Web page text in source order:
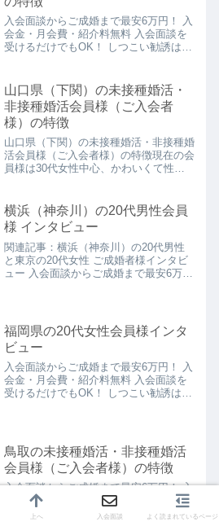
ように♪関連ページ：京都の未接種婚
活・非接種婚活会員様（ご入会者様）の
特徴鹿児島の20代女性と名古屋（愛
知）の20代男性が真剣交際に進みまし
ご成婚なさるといいなと思っています♪
関連ページ：名古屋（愛知県）の未接種
婚活・非接種婚活会員様（ご入会者様）
の特徴鹿...
たなと思って、入会を決意しました。関
連ページ：札幌（北海道）の未接種婚活
会員様（ご入会者様）の特徴入会前に不
安はありましたか？私の周りに未接種の
りました。入会してみた感想はいかがで
しょうか？入会してみて、北海道の方も
本州の方もご紹介いただいたので、入っ
て良かったなと思っています。関連ペー
ジ：30代・50代で入会面談料1,000円オ
フキャンペーンを実施する理由関連ペー
ジ：女性29歳〜35歳・男性30歳〜38歳
なと感じた点はありますか？仮マッチン
グのオンラインミーティングで、いい
な...
入会面談からご成婚まで最安6万円！ 入
会金・月会費・紹介料無料 入会面談を
受けるだけでもOK！ しつこい勧誘はあ
様（ご入会者様）の最新情報！他の都道
府県には素敵な会員様が在籍しています
が、まだ愛媛県（松山）には未接種・非
接種婚活会員様がおりません。あなたに
ご入会いただくことで、同県・近県にお
住いの異性も刺激を受けてご入会になり
ます。是非、お気軽に入会面談を受けて
いただければと思います。入会面談当結
みたい」という方は、下記「入会面談お
申し込みフォーム」の送信をお願いしま
す。「入会面談お申し込みフォームを送
信した＝ご入会」ではないのでご安心く
ださい。まずはお気軽に入会面談 お申
し込みフォームの送信をお願い致しま
す。入会面談 お申し込みフォームうま
いただいた方に、入会面談について案内
させていただきます。ご記載後、「送信
ボタン」を押していただきますと、メー
ルアドレス宛に自動返信メー...
山口県（下関）の未接種婚活・
非接種婚活会員様（ご入会者
様）の特徴
山口県（下関）の未接種婚活・非接種婚
活会員様（ご入会者様）の特徴現在の会
員様は30代女性中心、かわいくて性格
いくて性格が良いです。 入会面談から
ご成婚まで最安6万円！ 入会金・月会
費・紹介料無料 入会面談を受けるだけ
でもOK！ しつこい勧誘はありません今
すぐ入会面談を申し込むご成婚おめでと
うございます【2025年1月4日】山口県
30代女性・秋田県の30代男性 ご成婚者
様インタビューをご覧ください。山口県
の30代女性と秋田県の30代男性がご成
婚になりました【2024年11月22日】女
性はかわいらしくて愛嬌があって丁寧な
方、男性はいつもニコニコお話しして下
さるおおらかな男性です。本当におめで
活会員様（ご入会者様）の最新情報！
【2025年9月29日 更新】山口県 30代前
半女性の入会書類が揃いました、すぐ...
横浜（神奈川）の20代男性会員
様 インタビュー
関連記事：横浜（神奈川）の20代男性
と東京の20代女性 ご成婚者様インタビ
ュー 入会面談からご成婚まで最安6万
む未接種・非接種者限定の婚活・結婚相
談所 オンライン（online）に入会したき
っかけを教えて下さい今まで婚活をして
こなかったのですが、ここ最近結婚願望
がわいてきました。未接種となるとなか
なか自分では婚活しにくいなって思っ
付き合いの中で、否定されるというか、
厳しいことを言われることもけっこうあ
ったので、こちらの結婚相談所の女性は
どうなのかな？っていう不安がありまし
た。でもこればっかりは入ってみないと
分からないですよね。思い切って入会し
福岡県の20代女性会員様インタ
ビュー
入会面談からご成婚まで最安6万円！ 入
会金・月会費・紹介料無料 入会面談を
受けるだけでもOK！ しつこい勧誘はあ
けを教えて下さい周りに未接種の男性が
全然いないので、こちらでお世話になる
ことにしました。普段の生活ですと、ど
なたが接種していて、どなたが接種して
いないのかも分かりませんので、未接
種・非接種者限定のところが良いなと思
い、決めました。関連ページ：福岡（博
鳥取の未接種婚活・非接種婚活
会員様（ご入会者様）の特徴
入会面談からご成婚まで最安6万円！ 入
会金・月会費・紹介料無料 入会面談を
受けるだけでもOK！ しつこい勧誘はあ
上へ 入会面談 よく読まれているページ